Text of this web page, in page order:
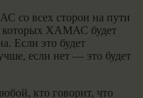
со всех сторон на пути
которых ХАМАС будет
Если это будет
если нет — это будет
кто говорит, что